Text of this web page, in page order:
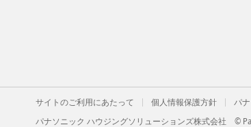
サイトのご利用にあたって 個人情報保護方針 パ
パナソニック ハウジングソリューションズ株式会社
©